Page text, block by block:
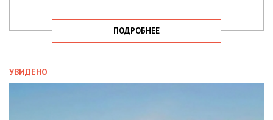
ПОДРОБНЕЕ
УВИДЕНО